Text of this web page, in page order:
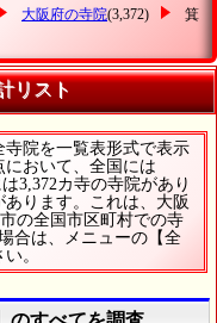
大阪府の寺院(3,372)
箕
リスト
院を一覧表形式で表示
において、全国には
3,372カ寺の寺院があり
ります。これは、大阪
の全国市区町村での寺
合は、メニューの【全
。